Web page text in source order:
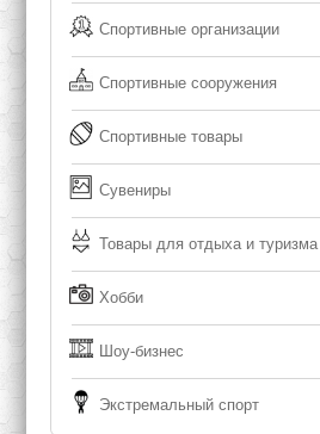
Спортивные организации
Спортивные сооружения
Спортивные товары
Сувениры
Товары для отдыха и туризма
Хобби
Шоу-бизнес
Экстремальный спорт